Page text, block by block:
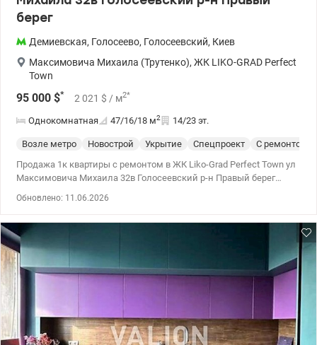
берег
Демиевская, Голосеево, Голосеевский, Киев
Максимовича Михаила (Трутенко), ЖК LIKO-GRAD Perfect
Town
95 000 $* 2 021 $ / м2*
Однокомнатная 47/16/18 м2 14/23 эт.
Возле метро Новострой Укрытие Спецпроект
С ремонтом
Продажа 1к квартиры с ремонтом в ЖК Liko-Grad Perfect Town ул
Максимовича Михаила 32в Голосеевский р-н Правый берег
квартира с современным ремонтом, выполненным в
нейтральных тонах легко адаптируется под любой стиль. О
доме: Современный ЖК с качественным строительством
Автономное отопление, индивидуальные счетчики, 3 лифта,
подземный паркинг Придомовая территория: Детские и
спортивные площадки Ухоженная зеленая территория
Инфраструктура: Магазины, супермаркеты, кафе, банки в пешей
доступности Ашан, Фора и спортклуб Sport Life с бассейном
рядом. Школы и детские сады поблизости Транспортная
Обновлено: 11.06.2026